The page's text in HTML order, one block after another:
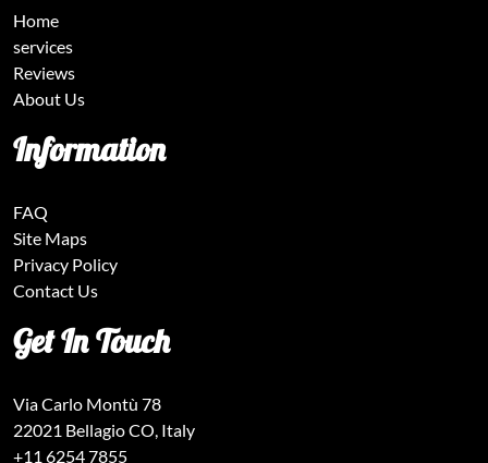
Home
services
Reviews
About Us
Information
FAQ
Site Maps
Privacy Policy
Contact Us
Get In Touch
Via Carlo Montù 78
22021 Bellagio CO, Italy
+11 6254 7855